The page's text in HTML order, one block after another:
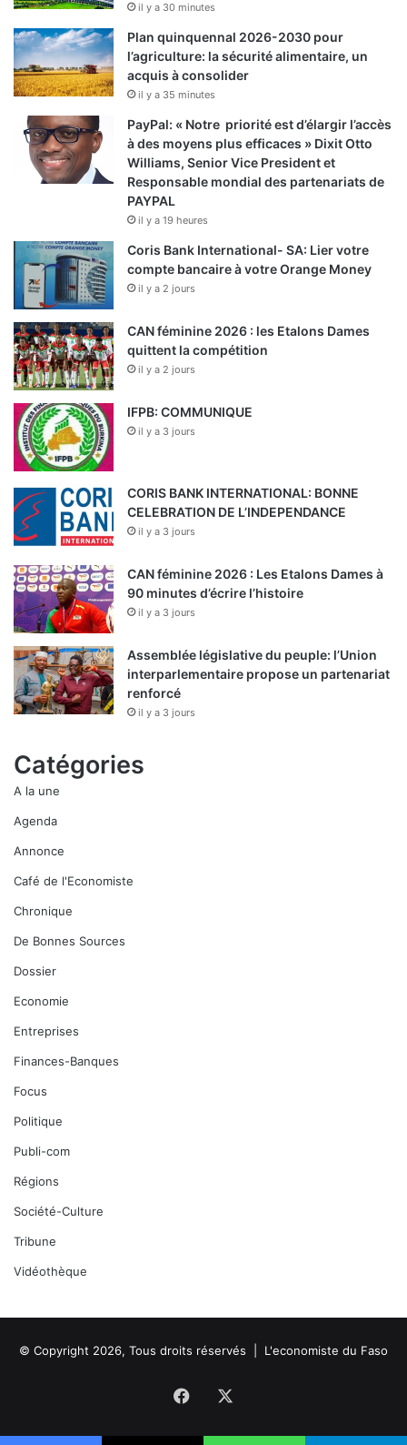
il y a 30 minutes
Plan quinquennal 2026-2030 pour
l’agriculture: la sécurité alimentaire, un
acquis à consolider
il y a 35 minutes
PayPal: « Notre priorité est d’élargir l’accès
à des moyens plus efficaces » Dixit Otto
Williams, Senior Vice President et
Responsable mondial des partenariats de
PAYPAL
il y a 19 heures
Coris Bank International- SA: Lier votre
compte bancaire à votre Orange Money
il y a 2 jours
CAN féminine 2026 : les Etalons Dames
quittent la compétition
il y a 2 jours
IFPB: COMMUNIQUE
il y a 3 jours
CORIS BANK INTERNATIONAL: BONNE
CELEBRATION DE L’INDEPENDANCE
il y a 3 jours
CAN féminine 2026 : Les Etalons Dames à
90 minutes d’écrire l’histoire
il y a 3 jours
Assemblée législative du peuple: l’Union
interparlementaire propose un partenariat
renforcé
il y a 3 jours
Catégories
A la une
Agenda
Annonce
Café de l'Economiste
Chronique
De Bonnes Sources
Dossier
Economie
Entreprises
Finances-Banques
Focus
Politique
Publi-com
Régions
Société-Culture
Tribune
Vidéothèque
© Copyright 2026, Tous droits réservés | L'economiste du Faso
Facebook